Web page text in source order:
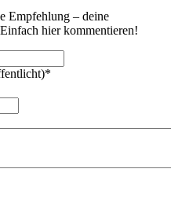
Empfehlung – deine
hier kommentieren!
*